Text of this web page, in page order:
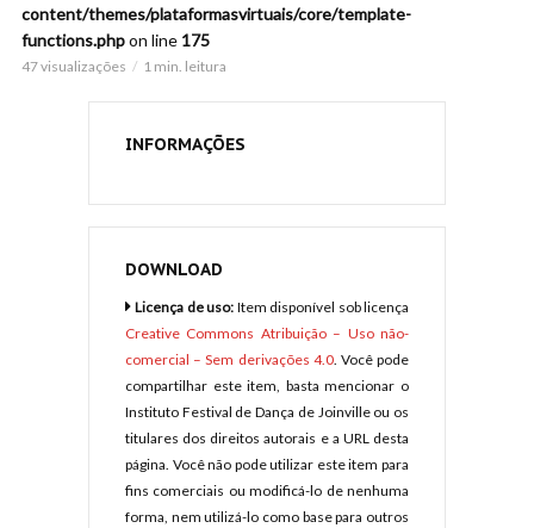
content/themes/plataformasvirtuais/core/template-
functions.phpon line 175
47 visualizações 1 min. leitura
INFORMAÇÕES
DOWNLOAD
Licença de uso: Item disponível sob licença
Creative Commons Atribuição – Uso não-
comercial – Sem derivações 4.0. Você pode
compartilhar este item, basta mencionar o
Instituto Festival de Dança de Joinville ou os
titulares dos direitos autorais e a URL desta
página. Você não pode utilizar este item para
fins comerciais ou modificá-lo de nenhuma
forma, nem utilizá-lo como base para outros